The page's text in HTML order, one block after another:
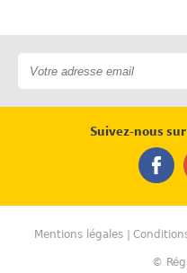
Suivez-nous
Mentions légales
©